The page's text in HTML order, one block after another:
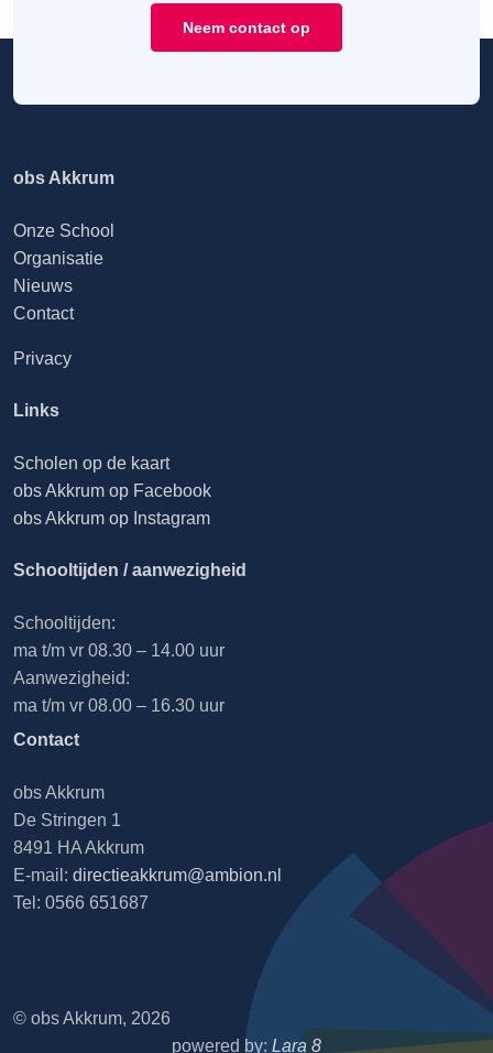
Neem contact op
obs Akkrum
Onze School
Organisatie
Nieuws
Contact
Privacy
Links
Scholen op de kaart
obs Akkrum op Facebook
obs Akkrum op Instagram
Schooltijden / aanwezigheid
Schooltijden:
ma t/m vr 08.30 – 14.00 uur
Aanwezigheid:
ma t/m vr 08.00 – 16.30 uur
Contact
obs Akkrum
De Stringen 1
8491 HA Akkrum
E-mail: directieakkrum@ambion.nl
Tel: 0566 651687
© obs Akkrum, 2026
powered by: Lara 8